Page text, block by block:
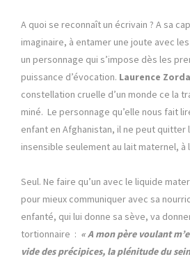
A quoi se reconnaît un écrivain ? A sa
imaginaire, à entamer une joute avec
un personnage qui s’impose dès les
puissance d’évocation. Laurence
constellation cruelle d’un monde ce la
miné. Le personnage qu’elle nous fait
enfant en Afghanistan, il ne peut quitter
insensible seulement au lait maternel, à
Seul. Ne faire qu’un avec le liquide
pour mieux communiquer avec sa
enfanté, qui lui donne sa sève, va
tortionnaire : « A mon père voulant
vide des précipices, la plénitude du